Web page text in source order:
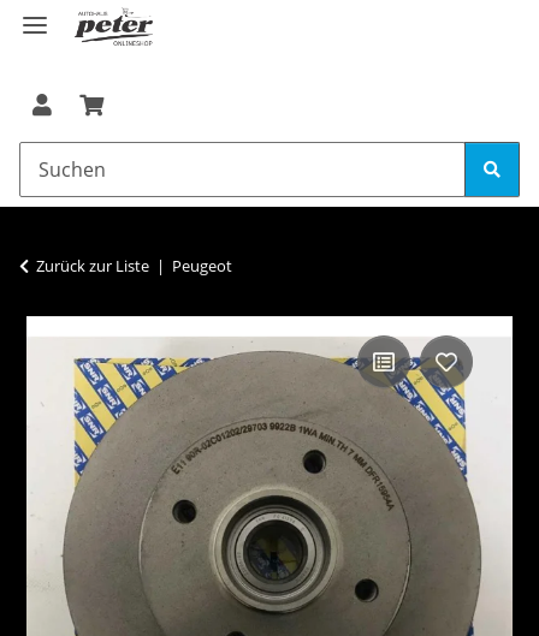
Zurück zur Liste Peugeot